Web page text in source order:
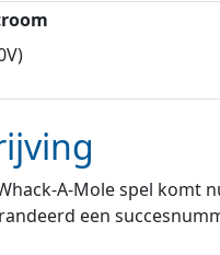
A-Mole spel komt
een